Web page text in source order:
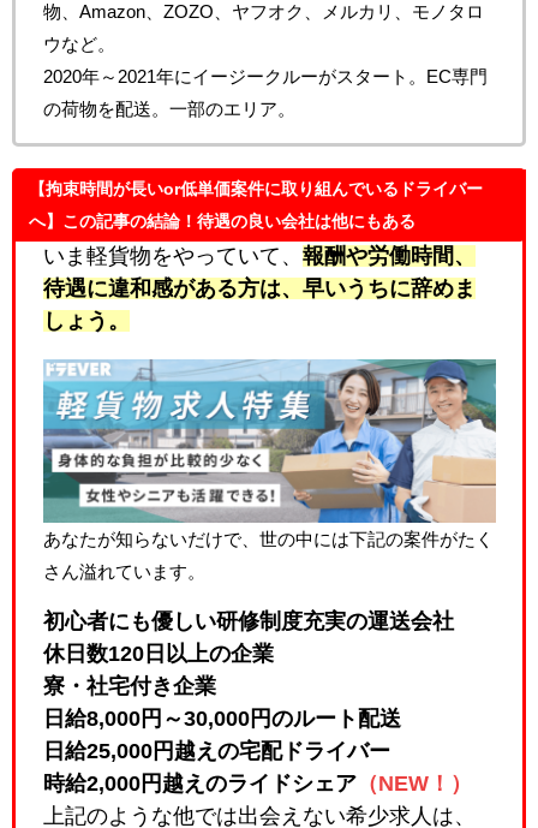
物、Amazon、ZOZO、ヤフオク、メルカリ、モノタロ
ウなど。
2020年～2021年にイージークルーがスタート。EC専門
の荷物を配送。一部のエリア。
【拘束時間が長いor低単価案件に取り組んでいるドライバー
へ】この記事の結論！待遇の良い会社は他にもある
いま軽貨物をやっていて、 報酬や労働時間、
待遇に違和感がある方は、早いうちに辞めま
しょう。
あなたが知らないだけで、世の中には下記の案件がたく
さん溢れています。
初心者にも優しい研修制度充実の運送会社
休日数120日以上の企業
寮・社宅付き企業
日給8,000円～30,000円のルート配送
日給25,000円越えの宅配ドライバー
時給2,000円越えのライドシェア（NEW！）
上記のような他では出会えない希少求人は、